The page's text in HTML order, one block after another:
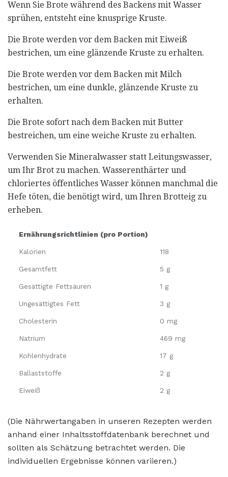
Wenn Sie Brote während des Backens mit Wasser
sprühen, entsteht eine knusprige Kruste.
Die Brote werden vor dem Backen mit Eiweiß
bestrichen, um eine glänzende Kruste zu erhalten.
Die Brote werden vor dem Backen mit Milch
bestrichen, um eine dunkle, glänzende Kruste zu
erhalten.
Die Brote sofort nach dem Backen mit Butter
bestreichen, um eine weiche Kruste zu erhalten.
Verwenden Sie Mineralwasser statt Leitungswasser,
um Ihr Brot zu machen. Wasserenthärter und
chloriertes öffentliches Wasser können manchmal die
Hefe töten, die benötigt wird, um Ihren Brotteig zu
erheben.
Ernährungsrichtlinien (pro Portion)
Kalorien 118
Gesamtfett 5 g
Gesättigte Fettsäuren 1 g
Ungesättigtes Fett 3 g
Cholesterin 0 mg
Natrium 469 mg
Kohlenhydrate 17 g
Ballaststoffe 2 g
Eiweiß 2 g
(Die Nährwertangaben in unseren Rezepten werden
anhand einer Inhaltsstoffdatenbank berechnet und
sollten als Schätzung betrachtet werden. Die
individuellen Ergebnisse können variieren.)